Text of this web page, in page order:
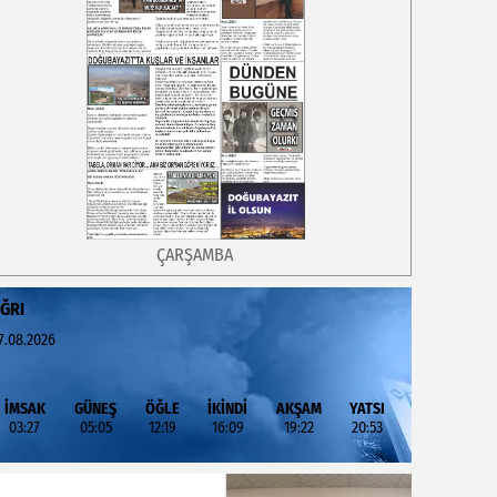
ÇARŞAMBA
İMSAK
03:27
GÜNEŞ
05:05
ÖĞLE
12:19
İKİNDİ
16:09
AKŞAM
19:22
YATSI
20:53